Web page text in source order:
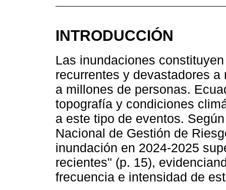
INTRODUCCIÓN
Las inundaciones
recurrentes y devastadores
a millones de personas.
topografía y condiciones
a este tipo de eventos.
Nacional de Gestión de
inundación en 2024-2025
recientes" (p. 15),
frecuencia e intensidad de